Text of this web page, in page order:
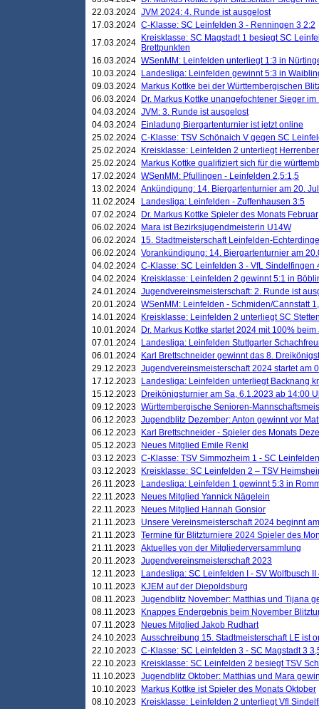
22.03.2024 JVM 2024: 4. Runde ist ausgelost
17.03.2024 C-Klasse: SC Leinfelden 3 - Renningen 3 2:2
17.03.2024
Kreisklasse: SC Magstadt 1 besiegt SC
Brettpunkten
16.03.2024 WSenMM: Leinfelden unterliegt 1:3 in
10.03.2024
Landesliga: Leinfelden gewinnt 5:3 in
09.03.2024
Markus Kottke bei der Württembergischen
06.03.2024
Dr. Markus Kottke unangefochtener Sieger
04.03.2024 JVM: 3. Runde ist ausgelost
04.03.2024
Einladung Biergartenturnier ist jetzt online
25.02.2024 C-Klasse: TSV Schönaich V gegen SC
25.02.2024
Kreisklasse: Leinfelden 2 unterliegt
25.02.2024
Markus Kottke qualifiziert sich für die
17.02.2024 WSenMM: Pfullingen - Leinfelden 2,5:1,5
13.02.2024 Ankündigung: 14. Biergartenturnier am 20.
11.02.2024
Landesliga: Leinfelden - Zuffenhausen 3:5
07.02.2024
Dr. Markus Kottke Spieler des Monats Februar
06.02.2024
Mara ist Bezirksjugendmeisterin U14W
06.02.2024 15. Stadtmeisterschaft Leinfelden-
06.02.2024 Vorankündigung: 14. Biergartenturnier am
04.02.2024 C-Klasse: SC Leinfelden 3 - VfL Sindelfingen
04.02.2024
Kreisklasse: Leinfelden 2 gewinnt 5:1 in
24.01.2024 Jugendvereinsmeisterschaft: 2. Runde ist
20.01.2024 WSenMM: Leinfelden - Schmiden/Cannstatt
14.01.2024
Kreisklasse: Leinfelden 2 unterliegt SC
10.01.2024
Dr. Markus Kottke startet 2024 mit 100%
07.01.2024
Landesliga: Leinfelden Stuttgarter
06.01.2024
Karl Brettschneider gewinnt das 8.
29.12.2023 Jugendvereinsmeisterschaft 2024 startet am
17.12.2023
Landesliga: Leinfelden unterliegt Backnang
15.12.2023
Dreikönigsturnier am Sa, 6.1.2023 ab 14:00
09.12.2023 Württembergische Senioren-
06.12.2023 Jugendblitz Dezember: Anton gewinnt vor
06.12.2023
Karl Brettschneider - Spieler des Monats
05.12.2023
Neues Mitglied Emile Renkl
03.12.2023 C-Klasse: TSV Simmozheim 1 - SC
03.12.2023
Kreisklasse: SC Leinfelden 2 – TSV
26.11.2023
Landesliga: Leinfelden 1 gewinnt 5:3 in
22.11.2023
Neues Mitglied Yannick Nägelein
22.11.2023
Neues Mitglied Hannah Gonsior
21.11.2023
Unsere Vereinsmeisterschaft 2024 beginnt
21.11.2023 Termine für Blitzturniere 2024 Spieler des
21.11.2023 Aktuelles von der Mitgliederversammlung
20.11.2023 Jugendvereinsmeisterschaft 2023
12.11.2023
Landesliga: SC Leinfelden I - SV Wolfbusch II
10.11.2023
KJEM auf der Diepoldsburg
08.11.2023 Jugendblitz November: Matthias und Tijana
08.11.2023
Knappes Endergebnis beim November
07.11.2023
Neues Mitglied Jakob Rudhart
24.10.2023 Ausschreibung 15. Stadtmeisterschaft LE ist
22.10.2023 C-Klasse: SC Leinfelden 3 - SC Magstadt 3
22.10.2023
Kreisklasse: SC Leinfelden 2 besiegt TSV
11.10.2023 Jugendblitz Oktober: Matthias und Mara
10.10.2023
Markus Kottke ist Spieler des Monats Oktober
08.10.2023
Kreisklasse: Leinfelden 2 unterliegt Vfl